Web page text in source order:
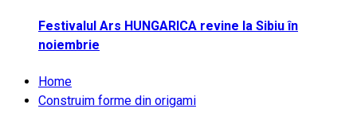
Festivalul Ars HUNGARICA revine la Sibiu în
noiembrie
Home
Construim forme din origami